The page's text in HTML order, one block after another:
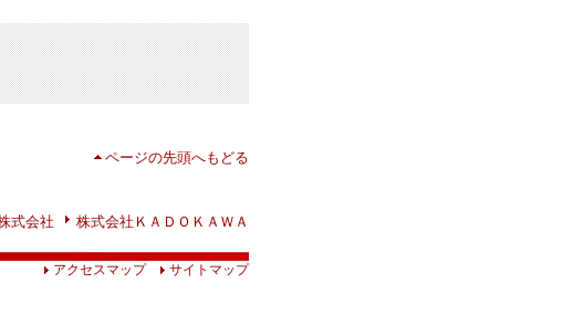
ページの先頭へもどる
式会社 株式会社ＫＡＤＯＫＡＷＡ
アクセスマップ サイトマップ